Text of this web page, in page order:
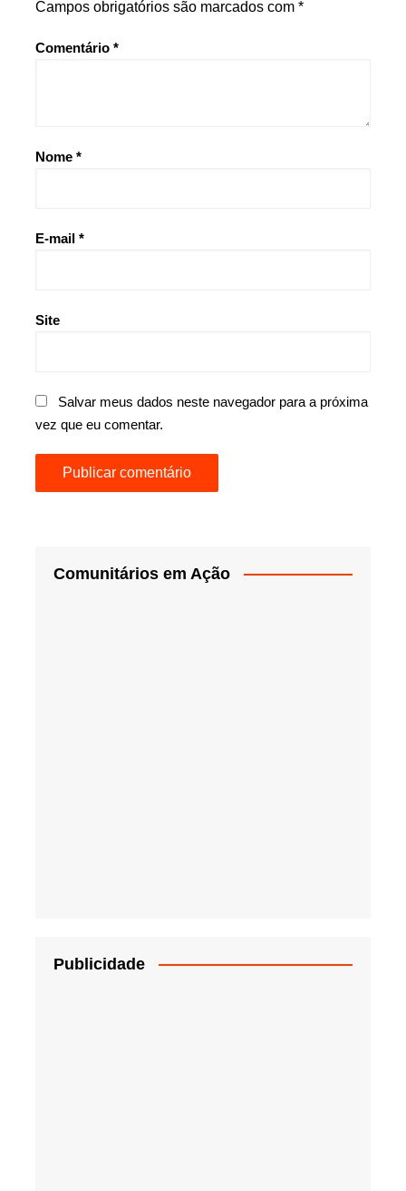
Campos obrigatórios são marcados com *
Comentário *
Nome *
E-mail *
Site
Salvar meus dados neste navegador para a próxima
vez que eu comentar.
Comunitários em Ação
Publicidade